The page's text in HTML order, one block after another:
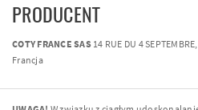
PRODUCENT
COTY FRANCE SAS14 RUE DU 4
Francja